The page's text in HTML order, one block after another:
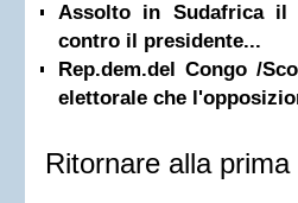
Assolto in Sudafrica il
contro il presidente...
Rep.dem.del Congo /
elettorale che
Ritornare alla prima